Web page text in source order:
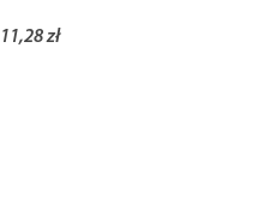
11,28 zł